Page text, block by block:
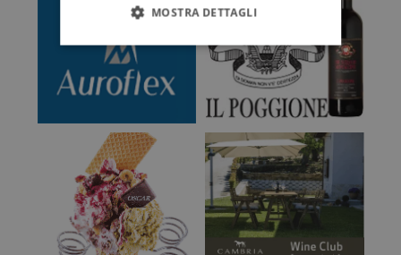
MOSTRA DETTAGLI